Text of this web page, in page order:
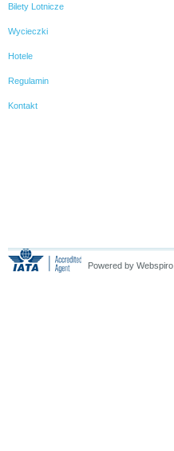
Bilety Lotnicze
Wycieczki
Hotele
Regulamin
Kontakt
Powered by Webspiro.